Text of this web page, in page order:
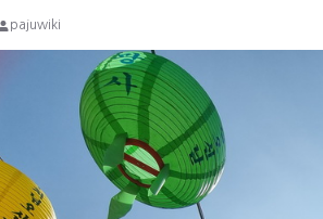
pajuwiki